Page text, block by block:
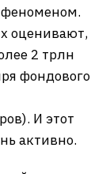
оценивают,
2 трлн
фондового
И этот
активно.